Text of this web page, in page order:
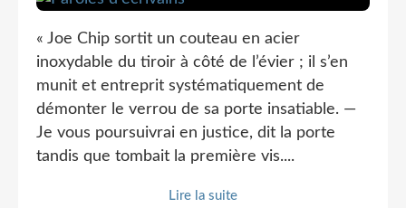
« Joe Chip sortit un couteau en acier
inoxydable du tiroir à côté de l’évier ; il s’en
munit et entreprit systématiquement de
démonter le verrou de sa porte insatiable. —
Je vous poursuivrai en justice, dit la porte
tandis que tombait la première vis....
Lire la suite